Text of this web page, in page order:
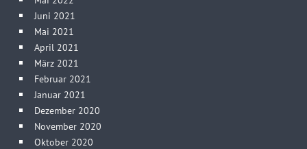
Juni 2021
Mai 2021
April 2021
März 2021
Februar 2021
Januar 2021
Dezember 2020
November 2020
Oktober 2020